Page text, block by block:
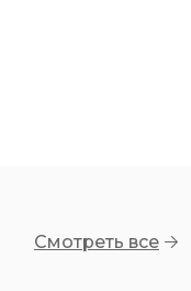
Смотреть все